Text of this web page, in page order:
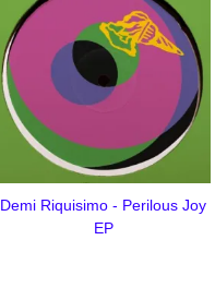
Demi Riquisimo - Perilous Joy
EP